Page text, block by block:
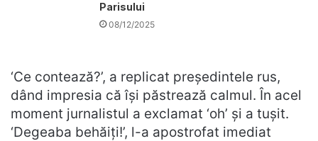
Parisului
08/12/2025
‘Ce contează?’, a replicat preşedintele rus,
dând impresia că îşi păstrează calmul. În acel
moment jurnalistul a exclamat ‘oh’ şi a tuşit.
‘Degeaba behăiţi!’, l-a apostrofat imediat